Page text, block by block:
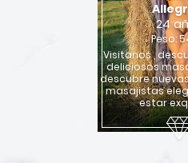
24
Peso:
Visitanos ,
deliciosos
descubre
masajistas
estar